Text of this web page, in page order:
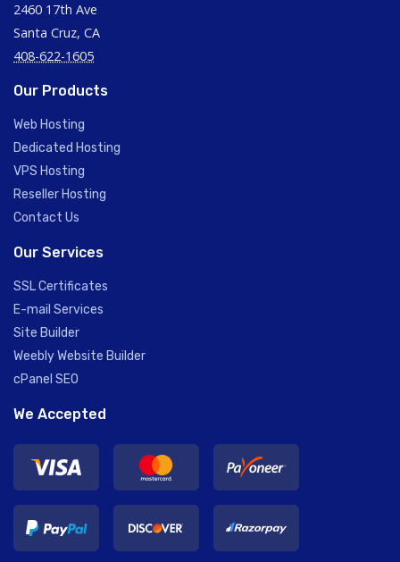
2460 17th Ave
Santa Cruz, CA
408-622-1605
Our Products
Web Hosting
Dedicated Hosting
VPS Hosting
Reseller Hosting
Contact Us
Our Services
SSL Certificates
E-mail Services
Site Builder
Weebly Website Builder
cPanel SEO
We Accepted